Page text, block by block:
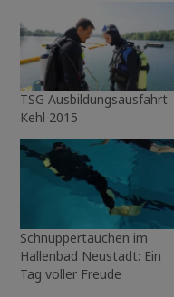
TSG Ausbildungsausfahrt
Kehl 2015
Schnuppertauchen im
Hallenbad Neustadt: Ein
Tag voller Freude